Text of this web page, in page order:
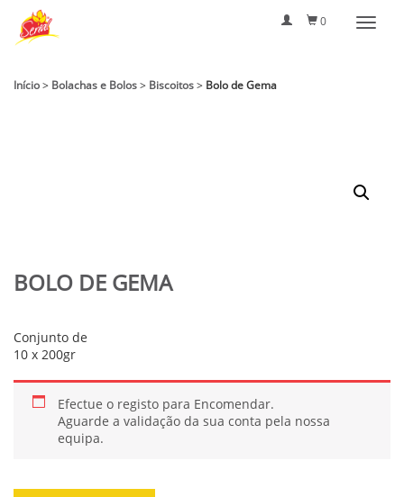
0
Início> Bolachas e Bolos> Biscoitos> Bolo de Gema
BOLO DE GEMA
Conjunto de
10 x 200gr
Efectue o registo para Encomendar.
Aguarde a validação da sua conta pela nossa
equipa.